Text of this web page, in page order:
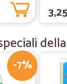
Dana A.
-7%